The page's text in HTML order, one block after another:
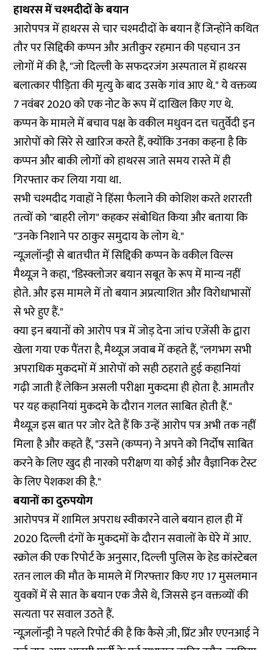
हाथरस में चश्मदीदों के बयान
आरोपपत्र में हाथरस से चार चश्मदीदों के बयान हैं जिन्होंने कथित
तौर पर सिद्दिकी कप्पन और अतीकुर रहमान की पहचान उन
लोगों में की है, "जो दिल्ली के सफदरजंग अस्पताल में हाथरस
बलात्कार पीड़िता की मृत्यु के बाद उसके गांव आए थे." ये वक्तव्य
7 नवंबर 2020 को एक नोट के रूप में दाखिल किए गए थे.
कप्पन के मामले में बचाव पक्ष के वकील मधुवन दत्त चतुर्वेदी इन
आरोपों को सिरे से खारिज करते हैं, क्योंकि उनकाकहनाहै कि
कप्पन और बाकी लोगों को हाथरस जाते समय रास्ते में ही
गिरफ्तार कर लिया गया था.
सभी चश्मदीद गवाहों ने हिंसा फैलाने की कोशिश करते शरारती
तत्वों को "बाहरी लोग" कहकर संबोधित किया और बताया कि
"उनके निशाने पर ठाकुर समुदाय के लोग थे."
न्यूज़लॉन्ड्री से बातचीत में सिद्दिकी कप्पन के वकील विल्स
मैथ्यूज़ ने कहा, "डिस्क्लोजर बयान सबूत के रूप में मान्य नहीं
होते. और इस मामले में तो बयान अप्रत्याशित और विरोधाभासों
से भरे हुए हैं."
क्या इन बयानों को आरोप पत्र में जोड़ देना जांच एजेंसी के द्वारा
खेला गया एक पैंतरा है, मैथ्यूज़ जवाब में कहते हैं, "लगभग सभी
अपराधिक मुकदमों में आरोपों को सही ठहराते हुई कहानियां
गढ़ी जाती हैं लेकिन असली परीक्षा मुकदमा ही होता है. आमतौर
पर यह कहानियां मुकदमे के दौरान गलत साबित होती हैं."
मैथ्यूज़ इस बात पर जोर देते हैं कि उन्हें आरोप पत्र अभी तक नहीं
मिला है और कहते हैं, "उसने (कप्पन) ने अपने को निर्दोष साबित
करने के लिए खुद ही नारको परीक्षण या कोई और वैज्ञानिक टेस्ट
के लिए पेशकश की है."
बयानों का दुरुपयोग
आरोपपत्र में शामिल अपराध स्वीकारने वाले बयान हाल ही में
2020 दिल्ली दंगों के मुकदमों के दौरानसवालों के घेरेमें आए.
स्क्रोल की एकरिपोर्टके अनुसार, दिल्ली पुलिस के हेड कांस्टेबल
रतन लाल की मौत के मामले में गिरफ्तार किए गए 17 मुसलमान
युवकों में से सात के बयान एक जैसे थे, जिससे इन वक्तव्यों की
सत्यता पर सवाल उठते हैं.
न्यूज़लॉन्ड्री ने पहलेरिपोर्टकी है कि कैसे ज़ी, प्रिंट और एएनआई ने